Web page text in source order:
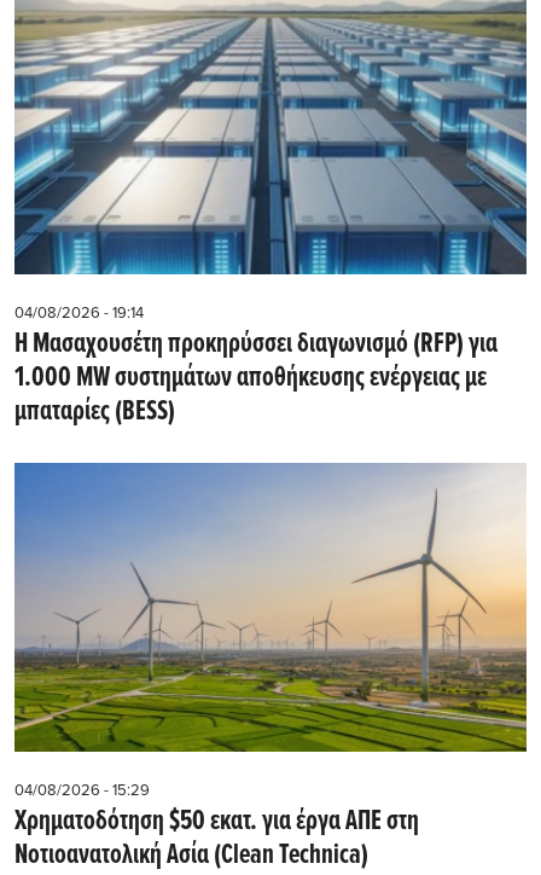
04/08/2026 - 19:14
Η Μασαχουσέτη προκηρύσσει διαγωνισμό (RFP) για
1.000 MW συστημάτων αποθήκευσης ενέργειας με
μπαταρίες (BESS)
04/08/2026 - 15:29
Χρηματοδότηση $50 εκατ. για έργα ΑΠΕ στη
Νοτιοανατολική Ασία (Clean Technica)